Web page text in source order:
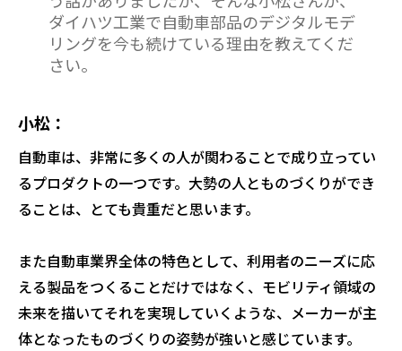
ダイハツ工業で自動車部品のデジタルモデ
リングを今も続けている理由を教えてくだ
さい。
小松
自動車は、非常に多くの人が関わることで成り立ってい
るプロダクトの一つです。大勢の人とものづくりができ
ることは、とても貴重だと思います。
また自動車業界全体の特色として、利用者のニーズに応
える製品をつくることだけではなく、モビリティ領域の
未来を描いてそれを実現していくような、メーカーが主
体となったものづくりの姿勢が強いと感じています。